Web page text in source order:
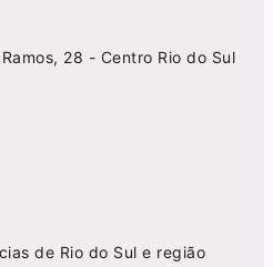
28 - Centro Rio do Sul
de Rio do Sul e região